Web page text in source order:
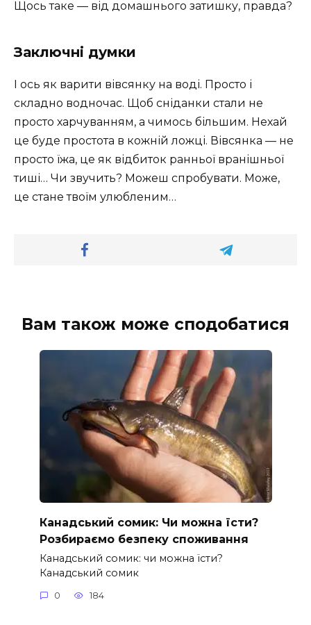
Щось таке — від домашнього затишку, правда?
Заключні думки
І ось як варити вівсянку на воді. Просто і
складно водночас. Щоб сніданки стали не
просто харчуванням, а чимось більшим. Нехай
це буде простота в кожній ложці. Вівсянка — не
просто їжа, це як відбиток ранньої вранішньої
тиші… Чи звучить? Можеш спробувати. Може,
це стане твоїм улюбленим…
Вам також може сподобатися
Канадський сомик: Чи можна їсти?
Розбираємо безпеку споживання
Канадський сомик: чи можна їсти?
Канадський сомик
0 184